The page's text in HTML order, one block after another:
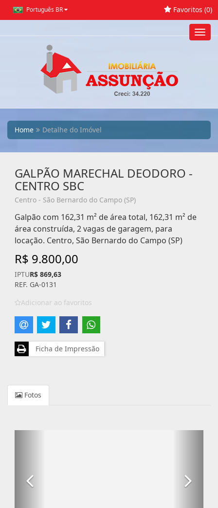
Português BR Favoritos (0)
Home Detalhe do Imóvel
GALPÃO MARECHAL DEODORO -
CENTRO SBC
Centro - São Bernardo do Campo (SP)
Galpão com 162,31 m² de área total, 162,31 m² de
área construída, 2 vagas de garagem, para
locação. Centro, São Bernardo do Campo (SP)
R$ 9.800,00
IPTUR$ 869,63
REF. GA-0131
Adicionar ao favoritos
Ficha de Impressão
Fotos